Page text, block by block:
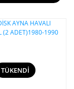
TÜKENDİ